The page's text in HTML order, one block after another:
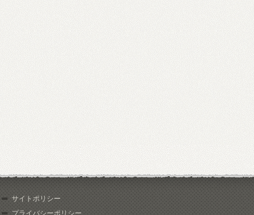
サイトポリシー
プライバシーポリシー